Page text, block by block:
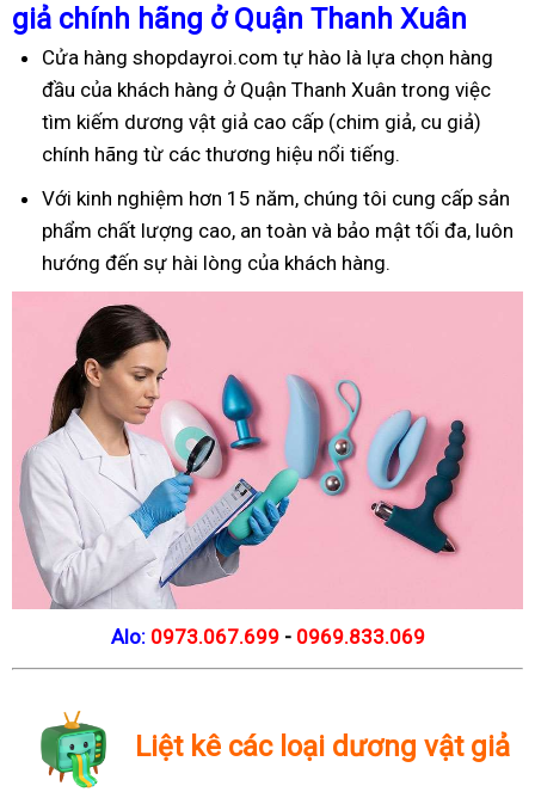
giả chính hãng ở Quận Thanh Xuân
Cửa hàng shopdayroi.com tự hào là lựa chọn hàng
đầu của khách hàng ở Quận Thanh Xuân trong việc
tìm kiếm dương vật giả cao cấp (chim giả, cu giả)
chính hãng từ các thương hiệu nổi tiếng.
Với kinh nghiệm hơn 15 năm, chúng tôi cung cấp sản
phẩm chất lượng cao, an toàn và bảo mật tối đa, luôn
hướng đến sự hài lòng của khách hàng.
Alo: 0973.067.699 - 0969.833.069
Liệt kê các loại dương vật giả